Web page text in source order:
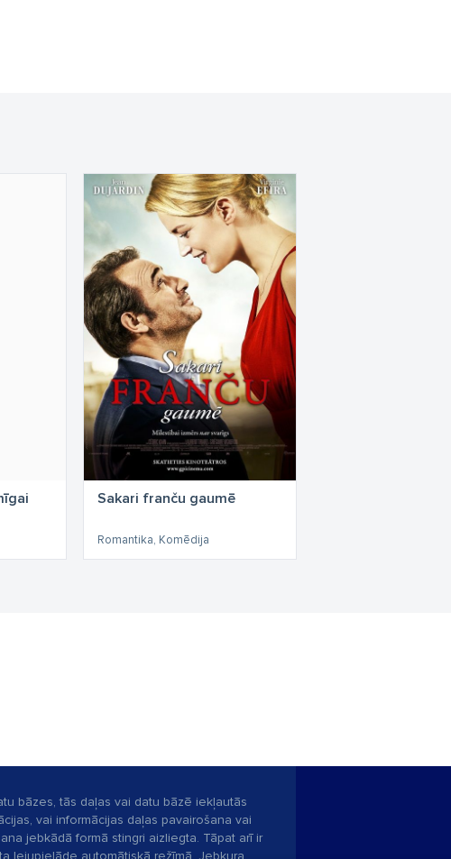
Sakari franču gaumē
Romantika, Komēdija
bāzes, tās daļas vai datu bāzē iekļautās
vai informācijas daļas pavairošana vai
jebkādā formā stingri aizliegta. Tāpat arī ir
lejupielāde automātiskā režīmā. Jebkura